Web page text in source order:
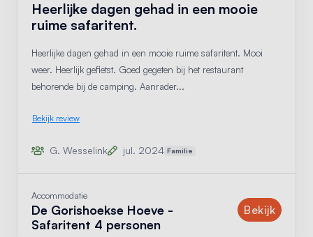
Heerlijke dagen gehad in een mooie
ruime safaritent.
Heerlijke dagen gehad in een mooie ruime safaritent. Mooi
weer. Heerlijk gefietst. Goed gegeten bij het restaurant
behorende bij de camping. Aanrader...
Bekijk review
G. Wesselink jul. 2024 Familie
De Gorishoekse Hoeve -
Safaritent 4 personen
Accommodatie
Bekijk